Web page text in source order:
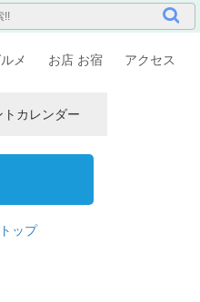
メ お店 お宿 アクセス
トカレンダー
ップ